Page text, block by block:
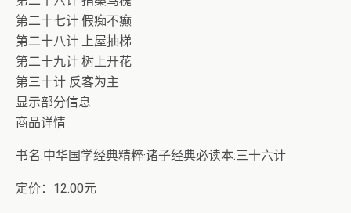
第二十七计 假痴不癫
第二十八计 上屋抽梯
第二十九计 树上开花
第三十计 反客为主
显示部分信息
商品详情
书名:中华国学经典精粹·诸子经典必读本:三十六计
定价：12.00元